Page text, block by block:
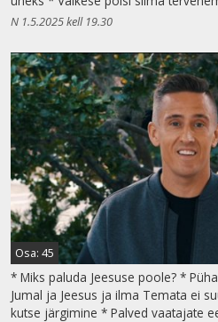
N 1.5.2025 kell 19.30
Osa: 45
* Miks paluda Jeesuse poole? *
Jumal ja Jeesus ja ilma Temata ei
kutse järgimine * Palved vaatajate